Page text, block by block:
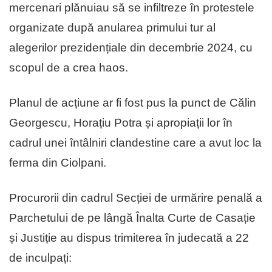
mercenari plănuiau să se infiltreze în protestele
organizate după anularea primului tur al
alegerilor prezidențiale din decembrie 2024, cu
scopul de a crea haos.
Planul de acțiune ar fi fost pus la punct de Călin
Georgescu, Horațiu Potra și apropiații lor în
cadrul unei întâlniri clandestine care a avut loc la
ferma din Ciolpani.
Procurorii din cadrul Secției de urmărire penală a
Parchetului de pe lângă Înalta Curte de Casație
și Justiție au dispus trimiterea în judecată a 22
de inculpați: